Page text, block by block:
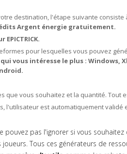
destination, l'étape suivante consiste
Argent énergie gratuitement.
pour lesquelles vous pouvez
vous intéresse le plus : Windows,
que vous souhaitez et la quantité. Tout
l'utilisateur est automatiquement validé
pouvez pas l'ignorer si vous
Tous ces générateurs de